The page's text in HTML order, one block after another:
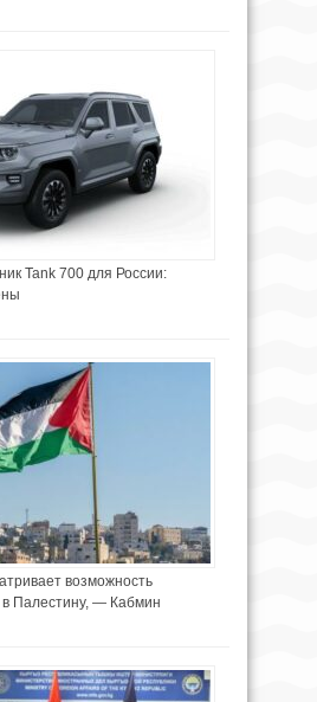
Tank 700 для России:
возможность
Палестину, — Кабмин